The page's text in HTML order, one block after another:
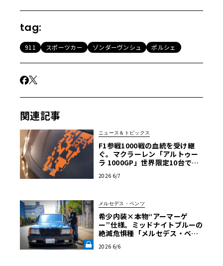
tag:
911 スポーツカー ゾンダーヴンシュ ポルシェ
関連記事
ニュース＆トピックス
F1参戦1000戦の血統を受け継
ぐ。マクラーレン「アルトゥー
ラ 1000GP」世界限定10台で発
2026 6/7
メルセデス・ベンツ
希少内装×本物“アーマーゲ
ー”仕様。ミッドナイトブルーの
絶滅危惧種「メルセデス・ベン
由【愛車と原体験】《LE VOLA
2026 6/6